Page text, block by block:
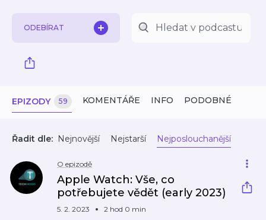
ODEBÍRAT
EPIZODY 59 KOMENTÁŘE INFO PODOBNÉ
Řadit dle: Nejnovější Nejstarší Nejposlouchanější
O epizodě
Apple Watch: Vše, co
potřebujete vědět (early 2023)
5. 2. 2023 2 hod 0 min